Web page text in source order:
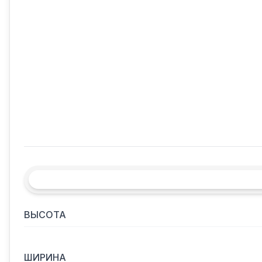
ВЫСОТА
ШИРИНА